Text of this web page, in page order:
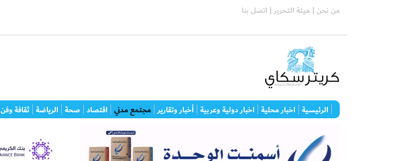
من نحن | هيئة التحرير | اتصل بنا
الرئيسية اخبار محلية اخبار دولية وعربية أخبار وتقارير مجتمع مدني اقتصاد صحة الرياضة ثقافة وفن